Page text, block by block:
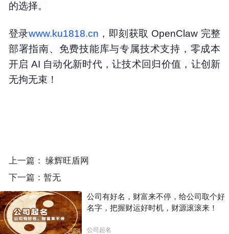
的选择。
登录www.ku1818.cn ，即刻获取 OpenClaw 完整
部署指南、免费技能库与专属技术支持，零成本
开启 AI 自动化新时代，让技术回归价值，让创新
无拘无束！
上一篇： 缘辉旺盾网
下一篇：暂无
公司有好名，财富来不停，给公司取个好
名字，把握财运好时机，财源滚滚来！
公司起名